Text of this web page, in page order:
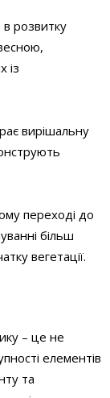
розвитку
із
вирішальну
переході до
більш
вегетації.
– це не
елементів
та